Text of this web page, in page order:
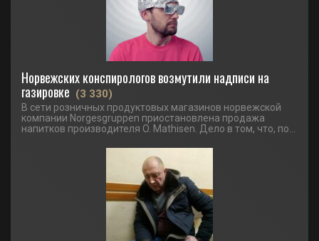
Норвежских конспирологов возмутили надписи на
газировке (3 330)
В сети розничных продуктовых магазинов норвежской
компании Norgesgruppen приостановлена продажа
напитков производителя O. Mathisen. Дело в том, что, по...